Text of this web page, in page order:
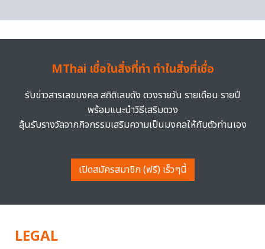
MThai เชื่อในสิ่งที่ทำ ทำในสิ่งที่เชื่อ
รับข่าวสารเลขมงคล สถิติเลขดัง ดวงรายวัน รายเดือน รายปี
พร้อมแนะนำวิธีเสริมดวง
ลุ้นรับรางวัลจากกิจกรรมเสริมความเป็นมงคลให้กับตัวท่านเอง
เปิดสมัครสมาชิก (ฟรี) เร็วๆนี้
LEGAL